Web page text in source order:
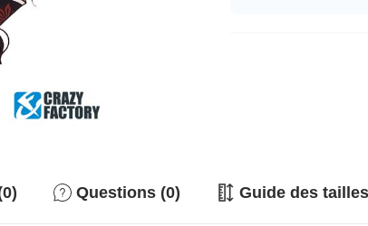
Questions (0) Guide des tailles